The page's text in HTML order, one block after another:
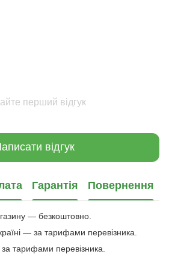
перший відгук
відгук
Гарантія Повернення
— безкоштовно.
— за тарифами перевізника.
тарифами перевізника.